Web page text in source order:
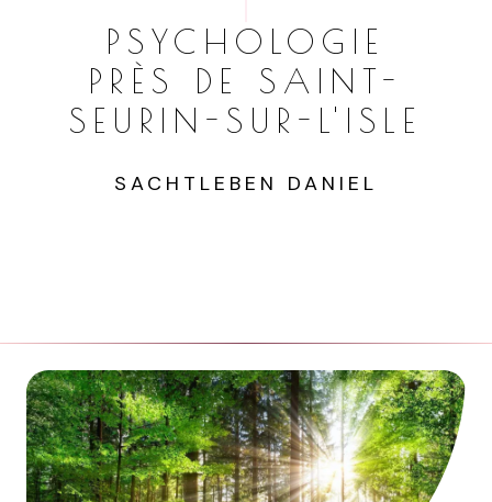
PSYCHOLOGIE
PRÈS DE SAINT-
SEURIN-SUR-L'ISLE
SACHTLEBEN DANIEL